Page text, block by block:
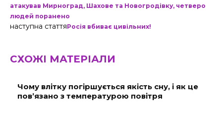
атакував Мирноград, Шахове та Новогродівку, четверо
людей поранено
наступна статтяРосія вбиває цивільних!
СХОЖІ МАТЕРІАЛИ
Чому влітку погіршується якість сну, і як це
пов’язано з температурою повітря